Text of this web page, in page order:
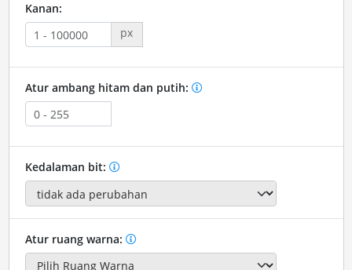
Kanan:
px
Atur ambang hitam dan putih:
Kedalaman bit:
Atur ruang warna: